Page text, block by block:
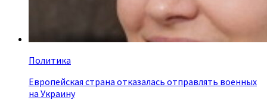
Политика
Европейская страна отказалась отправлять военных
на Украину